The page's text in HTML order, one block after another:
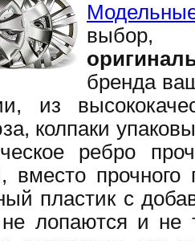
выбор,
бренда
из
колпаки
ребро
вместо
пластик с
не лопаются и не